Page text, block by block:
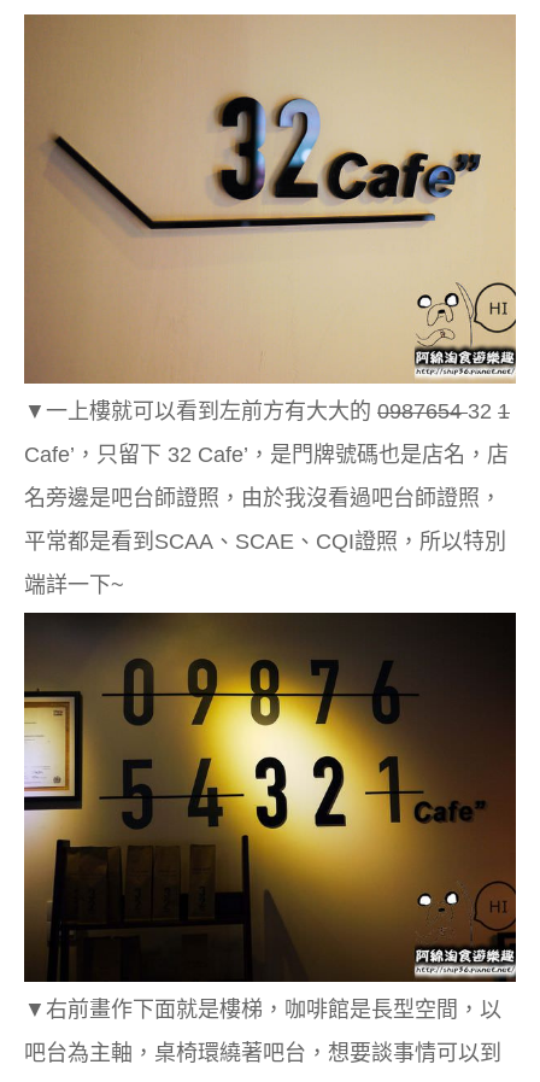
▼一上樓就可以看到左前方有大大的 098765432 1
Cafe’，只留下 32 Cafe’，是門牌號碼也是店名，店
名旁邊是吧台師證照，由於我沒看過吧台師證照，
平常都是看到SCAA、SCAE、CQI證照，所以特別
端詳一下~
▼右前畫作下面就是樓梯，咖啡館是長型空間，以
吧台為主軸，桌椅環繞著吧台，想要談事情可以到